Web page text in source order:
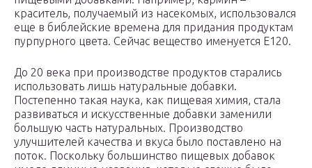
краситель, получаемый из насекомых, использовался
еще в библейские времена для придания продуктам
пурпурного цвета. Сейчас вещество именуется Е120.
До 20 века при производстве продуктов старались
использовать лишь натуральные добавки.
Постепенно такая наука, как пищевая химия, стала
развиваться и искусственные добавки заменили
большую часть натуральных. Производство
улучшителей качества и вкуса было поставлено на
поток. Поскольку большинство пищевых добавок